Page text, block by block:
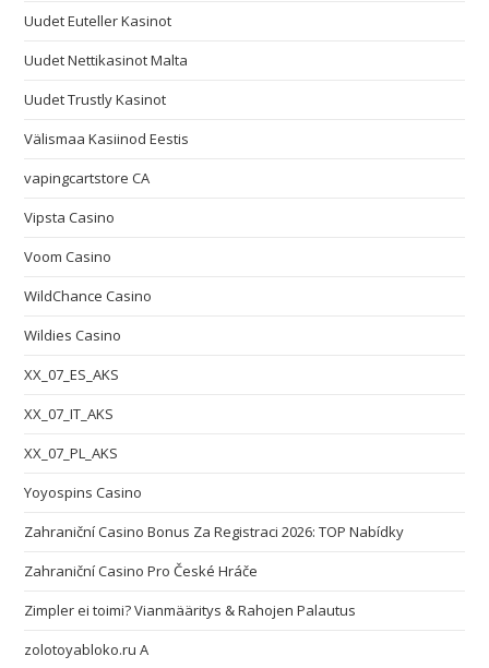
Uudet Euteller Kasinot
Uudet Nettikasinot Malta
Uudet Trustly Kasinot
Välismaa Kasiinod Eestis
vapingcartstore CA
Vipsta Casino
Voom Casino
WildChance Casino
Wildies Casino
XX_07_ES_AKS
XX_07_IT_AKS
XX_07_PL_AKS
Yoyospins Casino
Zahraniční Casino Bonus Za Registraci 2026: TOP Nabídky
Zahraniční Casino Pro České Hráče
Zimpler ei toimi? Vianmääritys & Rahojen Palautus
zolotoyabloko.ru A